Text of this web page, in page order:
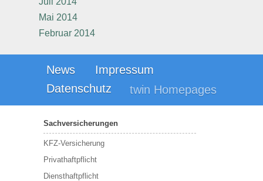
Mai 2014
Februar 2014
News
Impressum
Datenschutz
twin Homepages
Sachversicherungen
KFZ-Versicherung
Privathaftpflicht
Diensthaftpflicht